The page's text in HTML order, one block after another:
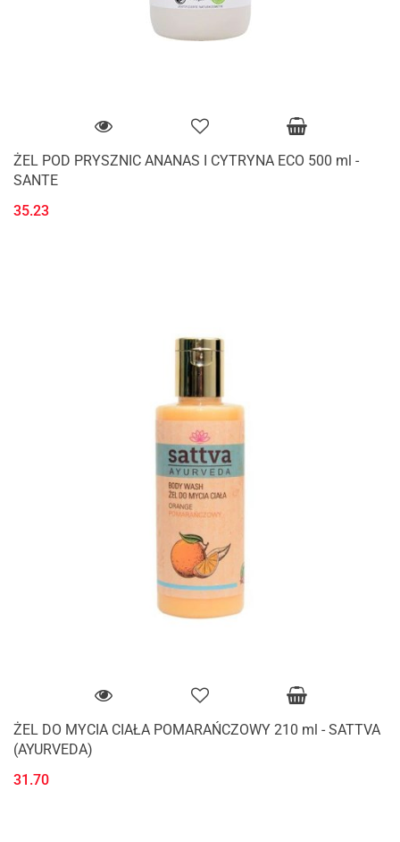
ŻEL POD PRYSZNIC ANANAS I CYTRYNA ECO 500 ml -
SANTE
35.23
ŻEL DO MYCIA CIAŁA POMARAŃCZOWY 210 ml - SATTVA
(AYURVEDA)
31.70